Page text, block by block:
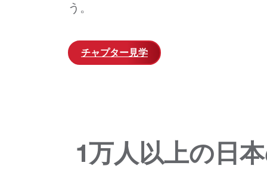
う。
チャプター見学
1万人以上の日